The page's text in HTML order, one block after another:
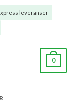
leveranser
0